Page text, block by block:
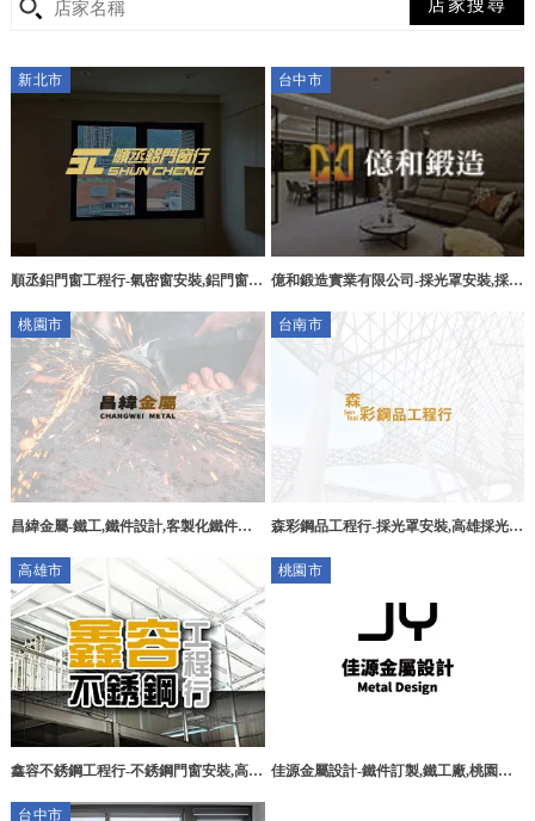
新北市
順丞鋁門窗工程行-氣密窗安裝,鋁門窗安
和鋁門窗安裝
台中市
億和鍛造實業有限公司-採光罩安裝,採光
程,
桃園市
昌緯金屬-鐵工,鐵件設計,客製化鐵件設
台南市
森彩鋼品工程行-採光罩安裝,高雄採光罩
裝,左營區採光罩安裝
高雄市
鑫容不銹鋼工程行-不銹鋼門窗安裝,高雄
桃園市
佳源金屬設計-鐵件訂製,鐵工廠,桃園鐵
台中市